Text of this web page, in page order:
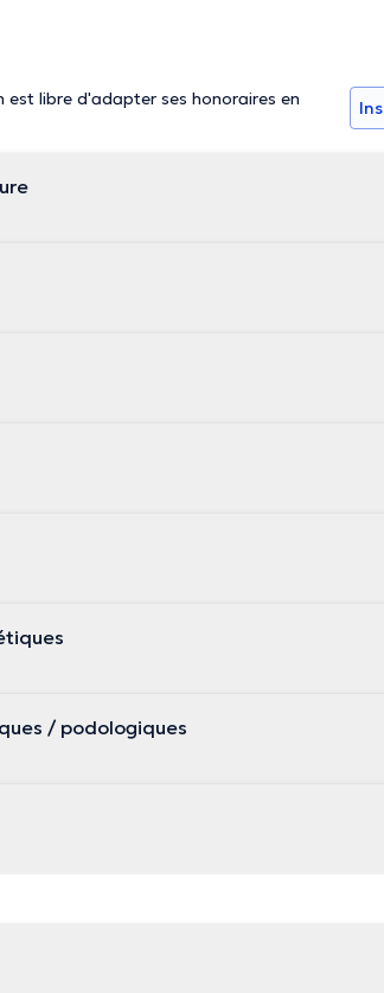
est libre d'adapter ses honoraires en
/ podologiques